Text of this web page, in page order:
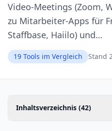
Video-Meetings (Zoom,
zu Mitarbeiter-Apps für
Staffbase, Haiilo) und…
19 Tools im Vergleich Stand
Inhaltsverzeichnis (42)